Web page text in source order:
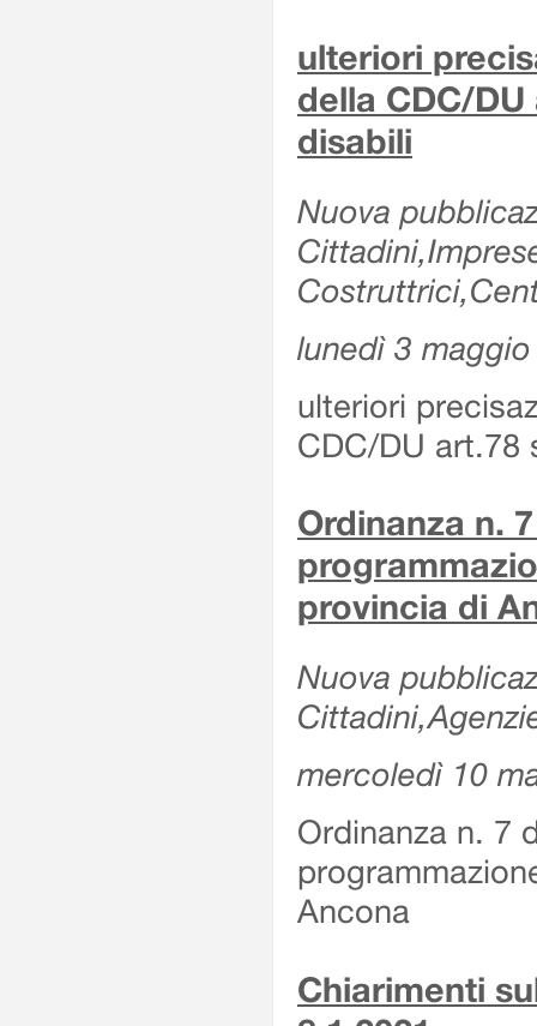
ulteriori
della CDC/
disabili
Nuova
lunedì 3
ulteriori
CDC/DU art.78
Ordinanza n.
provincia di
Nuova
mercoledì 10
Ordinanza n. 7
Ancona
Chiarimenti